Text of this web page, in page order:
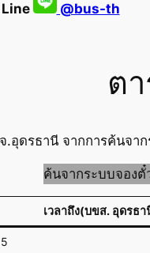
Line
@bus-th
ต
ดรธานี จากการค้นจา
ค้นจากระบบจอง
เวลาถึง(บขส. อุดรธา